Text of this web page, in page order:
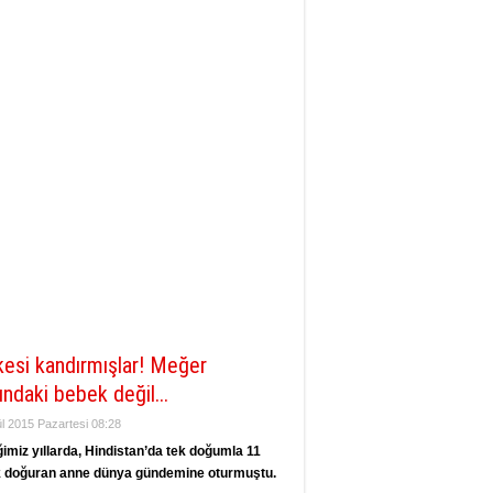
kandırmışlar! Meğer
bebek değil...
2015 Pazartesi 08:28
yıllarda, Hindistan’da tek doğumla 11
doğuran anne dünya gündemine oturmuştu.